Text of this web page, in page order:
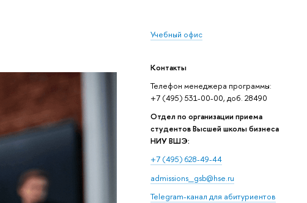
Учебный офис
Контакты
Телефон менеджера программы:
+7 (495) 531-00-00, доб. 28490
Отдел по организации приема
студентов Высшей школы бизнеса
НИУ ВШЭ:
+7 (495) 628-49-44
admissions_gsb@hse.ru
Telegram-канал для абитуриентов